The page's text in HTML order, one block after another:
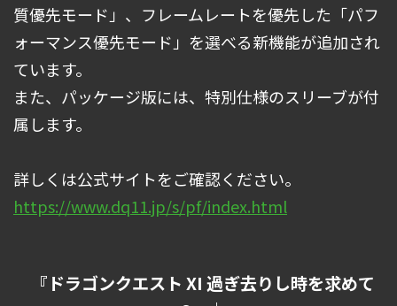
質優先モード」、フレームレートを優先した「パフ
ォーマンス優先モード」を選べる新機能が追加され
ています。
また、パッケージ版には、特別仕様のスリーブが付
属します。
詳しくは公式サイトをご確認ください。
https://www.dq11.jp/s/pf/index.html
『ドラゴンクエスト XI 過ぎ去りし時を求めて